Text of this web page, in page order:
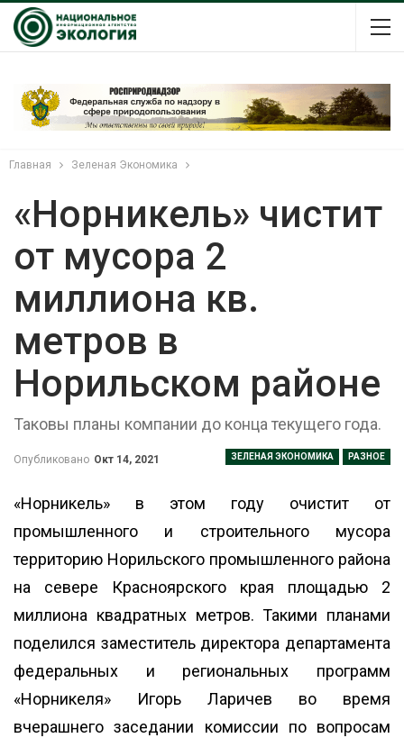
Главная Зеленая Экономика
«Норникель» чистит
от мусора 2
миллиона кв.
метров в
Норильском районе
Таковы планы компании до конца текущего года.
ЗЕЛЕНАЯ ЭКОНОМИКА РАЗНОЕ
Опубликовано Окт 14, 2021
«Норникель» в этом году очистит от
промышленного и строительного мусора
территорию Норильского промышленного района
на севере Красноярского края площадью 2
миллиона квадратных метров. Такими планами
поделился заместитель директора департамента
федеральных и региональных программ
«Норникеля» Игорь Ларичев во время
вчерашнего заседании комиссии по вопросам